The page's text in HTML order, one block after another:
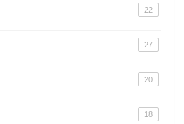
22
27
20
18